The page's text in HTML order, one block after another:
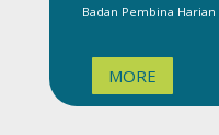
Badan Pembina
MORE